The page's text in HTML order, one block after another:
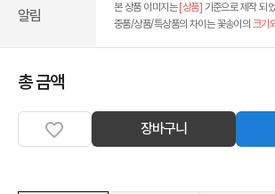
알림 본 상품 이미지는 [상품] 기준으로 제작 되
중품/상품/특상품의 차이는 꽃송이의 크기
총 금액
장바구니